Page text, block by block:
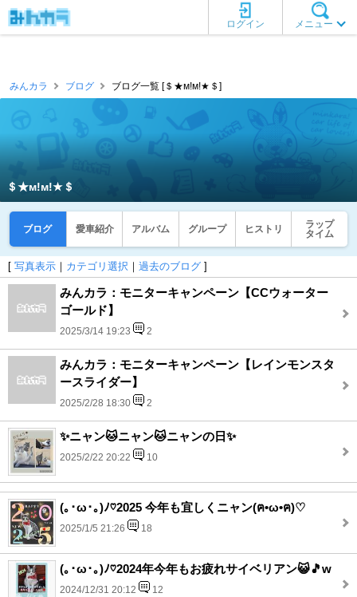
メニュー
ログイン
みんカラ ブログ ブログ一覧 [＄★м!м!★＄]
＄★м!м!★＄
ブログ 愛車紹介 アルバム グループ ヒストリ
ラップ
タイム
[ 写真表示 ｜ カテゴリ選択 ｜ 過去のブログ ]
みんカラ：モニターキャンペーン【CCウォーター
ゴールド】
2025/3/14 19:23 2
みんカラ：モニターキャンペーン【レインモンスタ
ースライダー】
2025/2/28 18:30 2
✨ニャン🐱ニャン🐱ニャンの日✨
2025/2/22 20:22 10
(⁠｡⁠･⁠ω⁠･⁠｡⁠)⁠ﾉ⁠♡2025 今年も宜しくニャン(ฅ•ω•ฅ)♡
2025/1/5 21:26 18
(⁠｡⁠･⁠ω⁠･⁠｡⁠)⁠ﾉ⁠♡2024年今年もお疲れサイベリアン😺🎵w
2024/12/31 20:12 12